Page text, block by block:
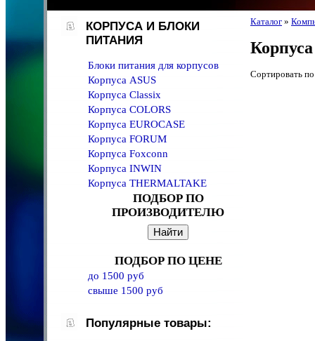
КОРПУСА И БЛОКИ
ПИТАНИЯ
Блоки питания для корпусов
Корпуса ASUS
Корпуса Classix
Корпуса COLORS
Корпуса EUROCASE
Корпуса FORUM
Корпуса Foxconn
Корпуса INWIN
Корпуса THERMALTAKE
ПОДБОР ПО
ПРОИЗВОДИТЕЛЮ
ПОДБОР ПО ЦЕНЕ
до 1500 руб
свыше 1500 руб
Популярные товары:
Каталог »
Сортировать